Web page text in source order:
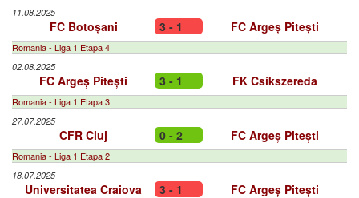
11.08.2025
FC Botoșani 3 - 1 FC Argeș Pitești
Romania - Liga 1 Etapa 4
02.08.2025
FC Argeș Pitești 3 - 1 FK Csíkszereda
Romania - Liga 1 Etapa 3
27.07.2025
CFR Cluj 0 - 2 FC Argeș Pitești
Romania - Liga 1 Etapa 2
18.07.2025
Universitatea Craiova 3 - 1 FC Argeș Pitești